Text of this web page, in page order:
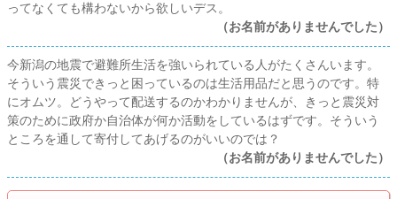
ってなくても構わないから欲しいデス。
（お名前がありませんでした）
今新潟の地震で避難所生活を強いられている人がたくさんいます。
そういう震災できっと困っているのは生活用品だと思うのです。特
にオムツ。どうやって配送するのかわかりませんが、きっと震災対
策のために政府か自治体が何か活動をしているはずです。そういう
ところを通して寄付してあげるのがいいのでは？
（お名前がありませんでした）